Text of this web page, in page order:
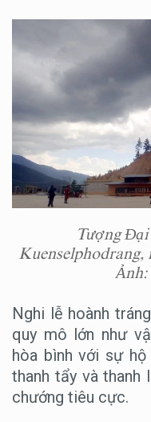
Tượng
Nghi lễ hoành
quy mô lớn như
hòa bình với sự
thanh tẩy và thanh
chướng tiêu cực.